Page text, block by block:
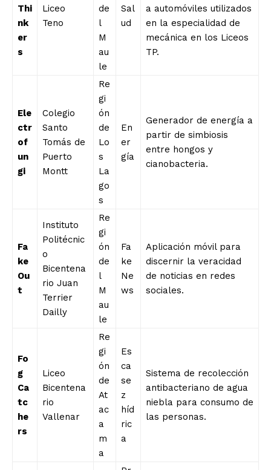
Thi
nk
er
s
Liceo
Teno
de
l
M
au
le
Sal
ud
a automóviles utilizados
en la especialidad de
mecánica en los Liceos
TP.
Ele
ctr
of
un
gi
Colegio
Santo
Tomás de
Puerto
Montt
Re
gi
ón
de
Lo
s
La
go
s
En
er
gía
Generador de energía a
partir de simbiosis
entre hongos y
cianobacteria.
Fa
ke
Ou
t
Instituto
Politécnic
o
Bicentena
rio Juan
Terrier
Dailly
Re
gi
ón
de
l
M
au
le
Fa
ke
Ne
ws
Aplicación móvil para
discernir la veracidad
de noticias en redes
sociales.
Fo
g
Ca
tc
he
rs
Liceo
Bicentena
rio
Vallenar
Re
gi
ón
de
At
ac
a
m
a
Es
ca
se
z
híd
ric
a
Sistema de recolección
antibacteriano de agua
niebla para consumo de
las personas.